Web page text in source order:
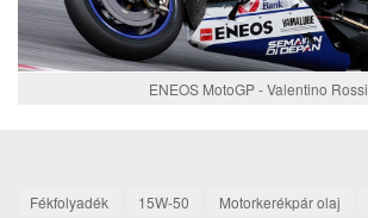
ENEOS MotoGP - Valentino Rossi
Fékfolyadék 15W-50 Motorkerékpár olaj